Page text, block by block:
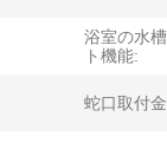
浴室の水
ト機能:
蛇口取付